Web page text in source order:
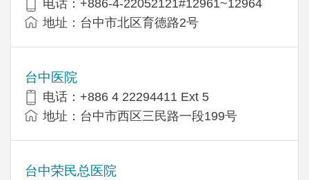
电话：+886-4-22052121#12961~12964
地址：台中市北区育德路2号
台中医院
电话：+886 4 22294411 Ext 5
地址：台中市西区三民路一段199号
台中荣民总医院